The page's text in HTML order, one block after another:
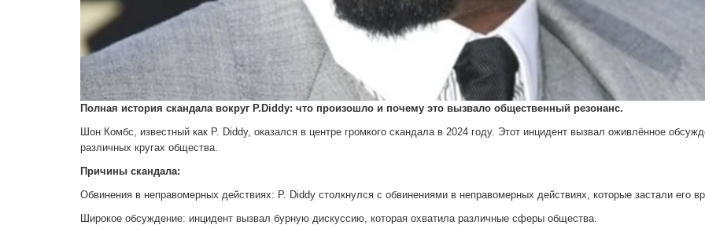
Полная история скандала вокруг P.Diddy: что произошло и почему это вызвало общественный резонанс.
Шон Комбс, известный как P. Diddy, оказался в центре громкого скандала в 2024 году. Этот инцидент вызвал оживлённое
различных кругах общества.
Причины скандала:
Обвинения в неправомерных действиях: P. Diddy столкнулся с обвинениями в неправомерных действиях, которые застали его
Широкое обсуждение: инцидент вызвал бурную дискуссию, которая охватила различные сферы общества.